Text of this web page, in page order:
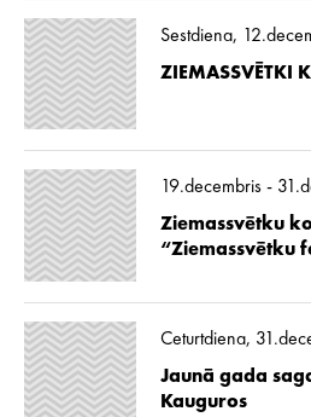
Sestdiena,
ZIEMASSVĒTKI
19.decembris -
Ziemassvētku
“Ziemassvētku
Ceturtdiena,
Jaunā gada
Kauguros